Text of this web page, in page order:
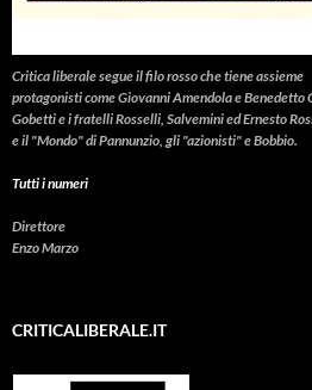
Critica liberalesegue il filo rosso che tiene assieme
protagonisti come Giovanni Amendola e Benedetto
Gobetti e i fratelli Rosselli, Salvemini ed Ernesto
e il "Mondo" di Pannunzio, gli "azionisti" e Bobbio.
Tutti i numeri
Direttore
Enzo Marzo
CRITICALIBERALE.IT